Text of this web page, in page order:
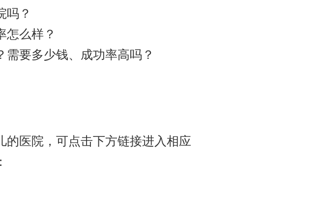
吗？
怎么样？
要多少钱、成功率高吗？
的医院，可点击下方链接进入相应